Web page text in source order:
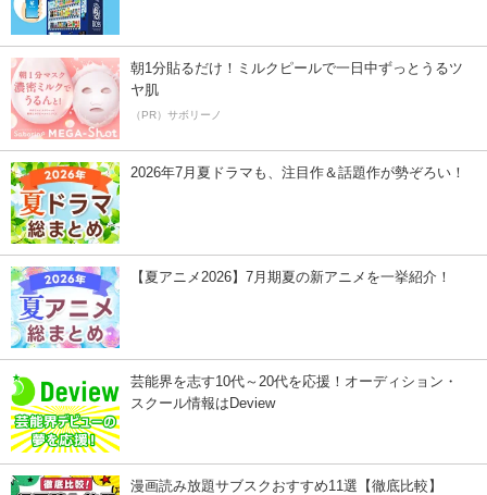
朝1分貼るだけ！ミルクピールで一日中ずっとうるツ
ヤ肌
（PR）サボリーノ
2026年7月夏ドラマも、注目作＆話題作が勢ぞろい！
【夏アニメ2026】7月期夏の新アニメを一挙紹介！
芸能界を志す10代～20代を応援！オーディション・
スクール情報はDeview
漫画読み放題サブスクおすすめ11選【徹底比較】